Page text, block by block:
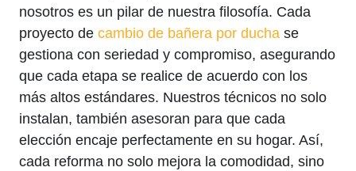
nosotros es un pilar de nuestra filosofía. Cada
proyecto de cambio de bañera por ducha se
gestiona con seriedad y compromiso, asegurando
que cada etapa se realice de acuerdo con los
más altos estándares. Nuestros técnicos no solo
instalan, también asesoran para que cada
elección encaje perfectamente en su hogar. Así,
cada reforma no solo mejora la comodidad, sino